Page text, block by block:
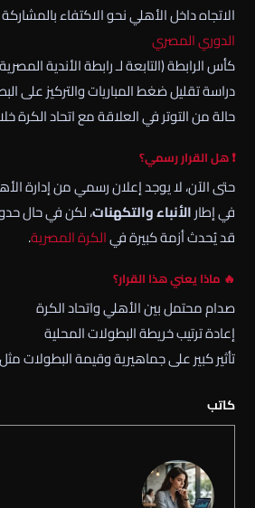
الاتجاه داخل الأهلي نحو الاكتفاء
الدوري المصري
كأس الرابطة (التابعة لـرابطة الأندية
دراسة تقليل ضغط المباريات والتركيز على
حالة من التوتر في العلاقة مع اتحاد الكرة
❗ هل القرار رسمي؟
حتى الآن، لا يوجد إعلان رسمي من إدارة
في إطارالأنباء والتكهنات، لكن في حال
قد يُحدث أزمة كبيرة فيالكرة المصرية.
🔥 ماذا يعني هذا القرار؟
صدام محتمل بين الأهلي واتحاد الكرة
إعادة ترتيب خريطة البطولات المحلية
تأثير كبير على جماهيرية وقيمة البطولات
كاتب